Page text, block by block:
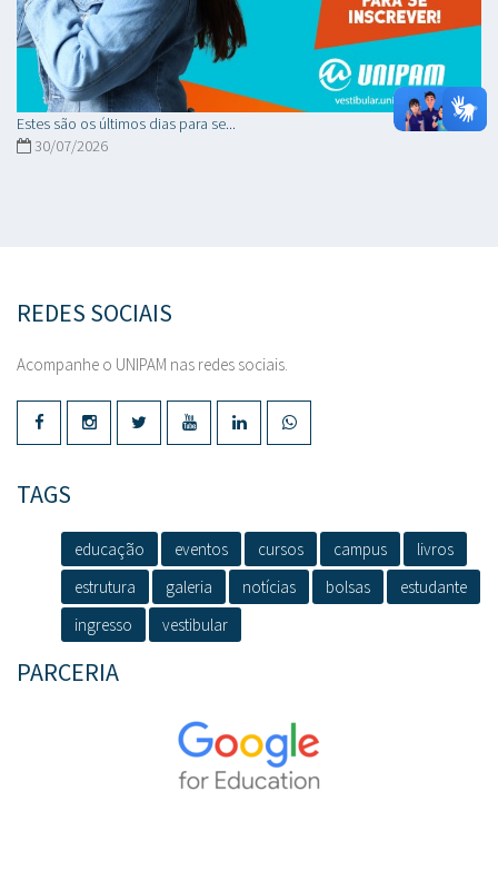
Estes são os últimos dias para se...
30/07/2026
REDES SOCIAIS
Acompanhe o UNIPAM nas redes sociais.
TAGS
educação eventos cursos campus
livros
estrutura
galeria notícias bolsas
estudante
ingresso
vestibular
PARCERIA